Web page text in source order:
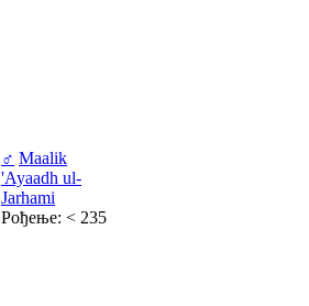
♂ Maalik
'Ayaadh ul-
Jarhami
Рођење: < 235